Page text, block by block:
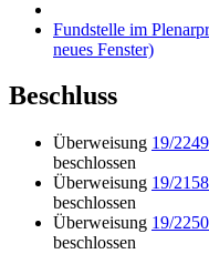
Fundstelle im
neues Fenster)
Beschluss
Überweisung 19/
beschlossen
Überweisung 19/
beschlossen
Überweisung 19/
beschlossen